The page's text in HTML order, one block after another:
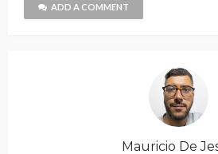
ADD A COMMENT
Mauricio De